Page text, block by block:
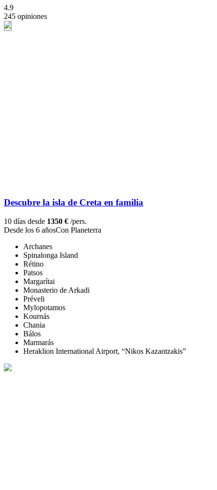
4.9
245 opiniones
Descubre la isla de Creta en familia
10 días desde 1350 € /pers.
Desde los 6 añosCon Planeterra
Archanes
Spinalonga Island
Rétino
Patsos
Margarítai
Monasterio de Arkadi
Préveli
Mylopotamos
Kournás
Chania
Bálos
Marmarás
Heraklion International Airport, “Nikos Kazantzakis”